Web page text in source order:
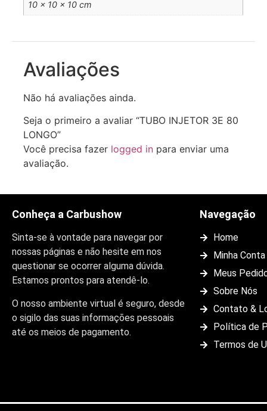
10 × 10 × 10 cm
Avaliações
Não há avaliações ainda.
Seja o primeiro a avaliar “TUBO INJETOR 3E 80
LONGO”
Você precisa fazer logged in para enviar uma
avaliação.
Conheça a Carbushow
Sinta-se à vontade para navegar por
nossas páginas e não hesite em nos
questionar se ocorrer alguma dúvida.
Estamos prontos para atendê-lo.
O nosso ambiente virtual é seguro, desde
o sigilo das suas informações pessoais
até os meios de pagamento.
Navegação
Home
Minha Conta
Meus
Sobre Nós
Contato &
Política de
Termos de